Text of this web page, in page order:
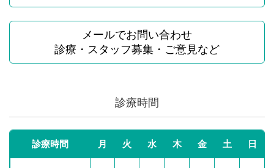
メールでお問い合わせ
診療・スタッフ募集・ご意見など
診療時間
診療時間 月 火 水 木 金 土 日